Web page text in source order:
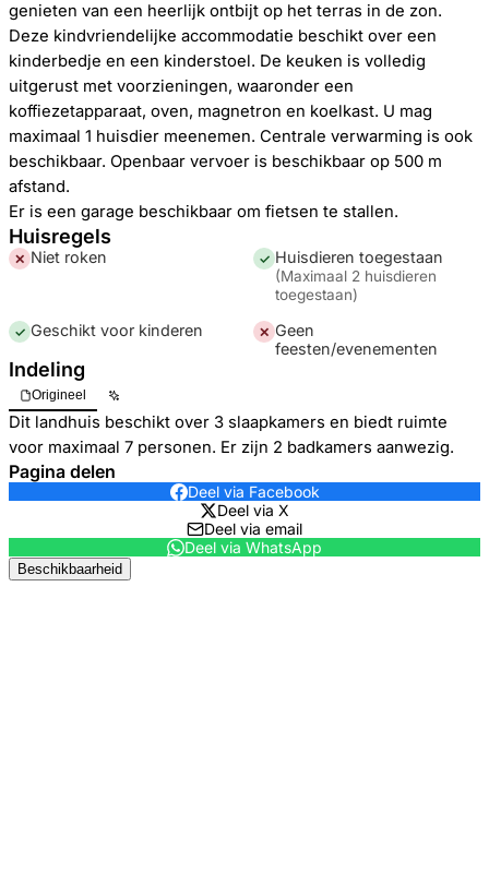
genieten van een heerlijk ontbijt op het terras in de zon.
Deze kindvriendelijke accommodatie beschikt over een
kinderbedje en een kinderstoel. De keuken is volledig
uitgerust met voorzieningen, waaronder een
koffiezetapparaat, oven, magnetron en koelkast. U mag
maximaal 1 huisdier meenemen. Centrale verwarming is ook
beschikbaar. Openbaar vervoer is beschikbaar op 500 m
afstand.
Er is een garage beschikbaar om fietsen te stallen.
Huisregels
✕ Niet roken ✓ Huisdieren toegestaan
(Maximaal 2 huisdieren
toegestaan)
✓ Geschikt voor kinderen ✕ Geen
feesten/evenementen
Indeling
Origineel
Dit landhuis beschikt over 3 slaapkamers en biedt ruimte
voor maximaal 7 personen. Er zijn 2 badkamers aanwezig.
Pagina delen
Deel via Facebook
Deel via X
Deel via email
Deel via WhatsApp
Beschikbaarheid